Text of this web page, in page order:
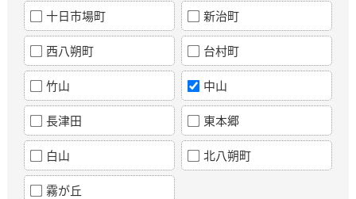
十日市場町 新治町
西八朔町 台村町
竹山 中山
長津田 東本郷
白山 北八朔町
霧が丘